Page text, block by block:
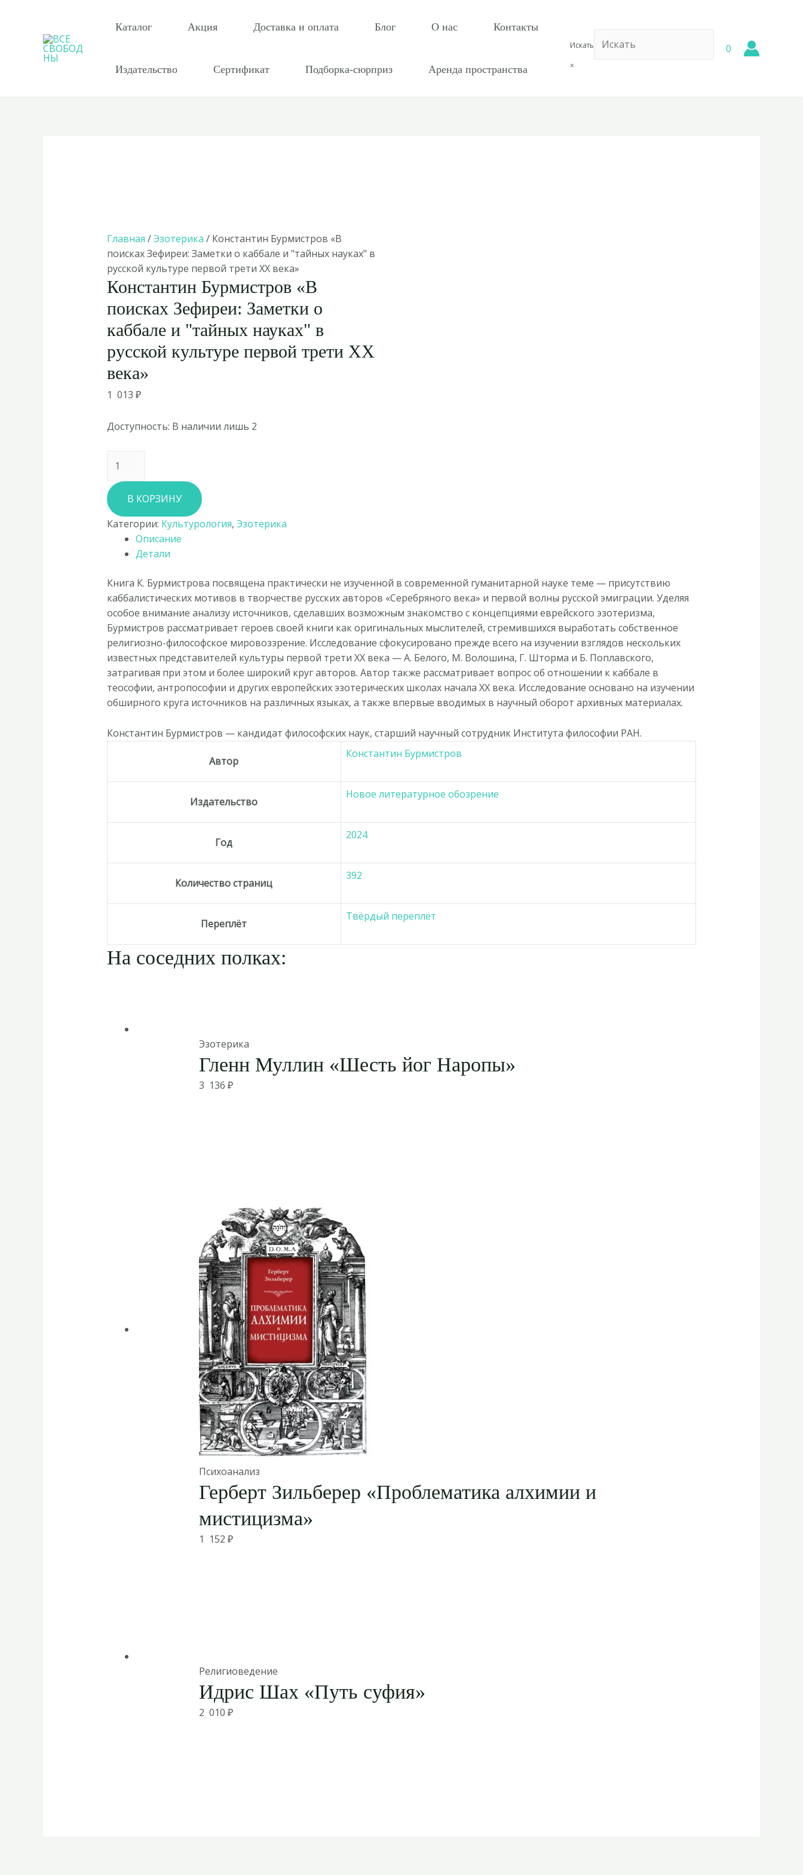
содержимому
Каталог Акция Доставка и оплата Блог О нас Контакты
Издательство Сертификат Подборка-сюрприз Аренда пространства
Искать
×
0
Главная /Эзотерика / Константин Бурмистров «В
поисках Зефиреи: Заметки о каббале и "тайных науках" в
русской культуре первой трети XX века»
Константин Бурмистров «В
поисках Зефиреи: Заметки о
каббале и "тайных науках" в
русской культуре первой трети XX
века»
1 013 ₽
Доступность: В наличии лишь 2
товара
Константин
Бурмистров
«В
поисках
Зефиреи:
Заметки
о
каббале
"тайных
науках"
в
культуре
первой
трети
XX
века»
В КОРЗИНУ
Категории: Культурология, Эзотерика
Описание
Детали
Книга К. Бурмистрова посвящена практически не изученной в современной гуманитарной науке теме — присутствию
каббалистических мотивов в творчестве русских авторов «Серебряного века» и первой волны русской эмиграции. Уделяя
особое внимание анализу источников, сделавших возможным знакомство с концепциями еврейского эзотеризма,
Бурмистров рассматривает героев своей книги как оригинальных мыслителей, стремившихся выработать собственное
религиозно-философское мировоззрение. Исследование сфокусировано прежде всего на изучении взглядов нескольких
известных представителей культуры первой трети ХX века — А. Белого, М. Волошина, Г. Шторма и Б. Поплавского,
затрагивая при этом и более широкий круг авторов. Автор также рассматривает вопрос об отношении к каббале в
теософии, антропософии и других европейских эзотерических школах начала ХX века. Исследование основано на изучении
обширного круга источников на различных языках, а также впервые вводимых в научный оборот архивных материалах.
Константин Бурмистров — кандидат философских наук, старший научный сотрудник Института философии РАН.
Автор
Константин Бурмистров
Издательство
Новое литературное обозрение
Год
2024
Количество страниц
392
Переплёт
Твёрдый переплёт
На соседних полках:
Эзотерика
Гленн Муллин «Шесть йог Наропы»
3 136₽
Психоанализ
Герберт Зильберер «Проблематика алхимии и
мистицизма»
1 152₽
Религиоведение
Идрис Шах «Путь суфия»
2 010₽